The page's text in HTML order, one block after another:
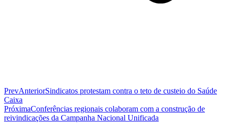
PrevAnteriorSindicatos protestam contra o teto de custeio do Saúde
Caixa
PróximaConferências regionais colaboram com a construção de
reivindicações da Campanha Nacional Unificada